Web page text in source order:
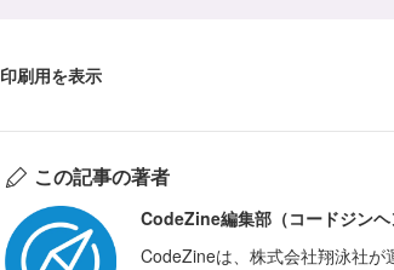
印刷用を表示
この記事の著者
CodeZine編集部（コードジンヘ
CodeZineは、株式会社翔泳社